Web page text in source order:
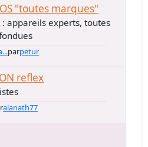
"toutes marques"
: appareils experts, toutes
parpetur
reflex
alanath77